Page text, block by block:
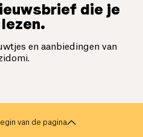
die je
en aanbiedingen van
van de pagina